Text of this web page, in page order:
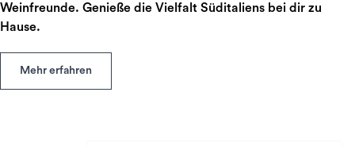
Weinfreunde. Genieße die Vielfalt Süditaliens bei dir zu
Hause.
Mehr erfahren